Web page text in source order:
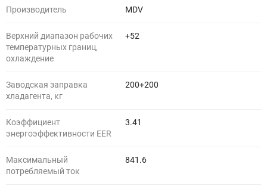
Производитель MDV
Верхний диапазон рабочих
температурных границ,
охлаждение
+52
Заводская заправка
хладагента, кг
200+200
Коэффициент
энергоэффективности EER
3.41
Максимальный
потребляемый ток
841.6